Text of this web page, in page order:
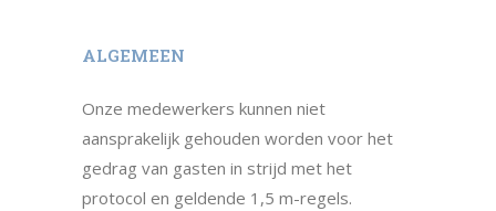
ALGEMEEN
Onze medewerkers kunnen niet
aansprakelijk gehouden worden voor het
gedrag van gasten in strijd met het
protocol en geldende 1,5 m-regels.